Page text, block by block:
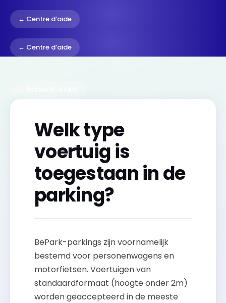
← Centre d’aide
← Centre d’aide
Welk type
voertuig is
toegestaan in de
parking?
BePark-parkings zijn voornamelijk
bestemd voor personenwagens en
motorfietsen. Voertuigen van
standaardformaat (hoogte onder 2m)
worden geaccepteerd in de meeste